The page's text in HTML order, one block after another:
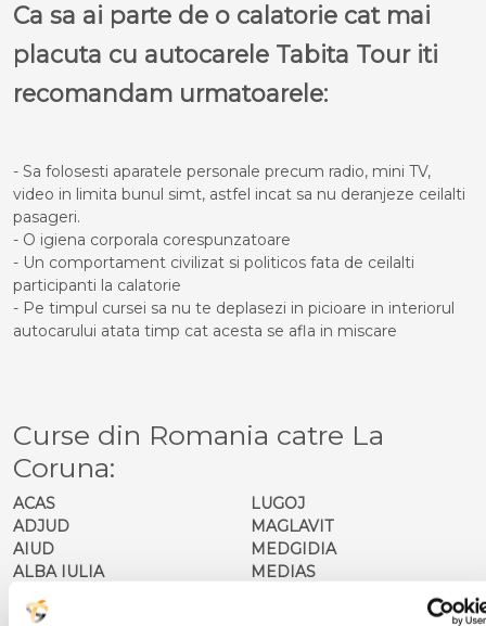
Ca sa ai parte de o calatorie cat mai
placuta cu autocarele Tabita Tour iti
recomandam urmatoarele:
- Sa folosesti aparatele personale precum radio, mini TV,
video in limita bunul simt, astfel incat sa nu deranjeze ceilalti
pasageri.
- O igiena corporala corespunzatoare
- Un comportament civilizat si politicos fata de ceilalti
participanti la calatorie
- Pe timpul cursei sa nu te deplasezi in picioare in interiorul
autocarului atata timp cat acesta se afla in miscare
Curse din Romania catre La
Coruna:
ACAS
ADJUD
AIUD
ALBA IULIA
ALESD
ALEXANDRIA
LUGOJ
MAGLAVIT
MEDGIDIA
MEDIAS